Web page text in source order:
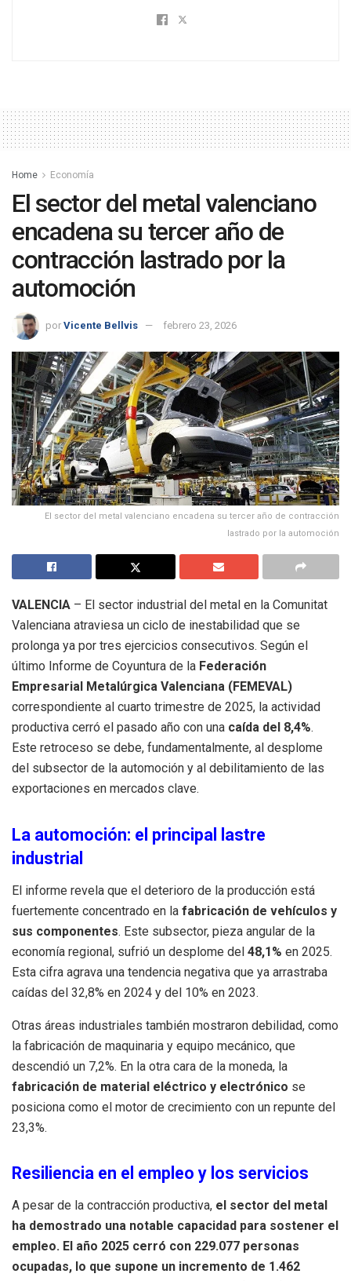
Home Economía
El sector del metal valenciano
encadena su tercer año de
contracción lastrado por la
automoción
por Vicente Bellvis febrero 23, 2026
El sector del metal valenciano encadena su tercer año de contracción
lastrado por la automoción
VALENCIA – El sector industrial del metal en la Comunitat
Valenciana atraviesa un ciclo de inestabilidad que se
prolonga ya por tres ejercicios consecutivos. Según el
último Informe de Coyuntura de la Federación
Empresarial Metalúrgica Valenciana (FEMEVAL)
correspondiente al cuarto trimestre de 2025, la actividad
productiva cerró el pasado año con una caída del 8,4%.
Este retroceso se debe, fundamentalmente, al desplome
del subsector de la automoción y al debilitamiento de las
exportaciones en mercados clave.
La automoción: el principal lastre
industrial
El informe revela que el deterioro de la producción está
fuertemente concentrado en la fabricación de vehículos y
sus componentes. Este subsector, pieza angular de la
economía regional, sufrió un desplome del 48,1% en 2025.
Esta cifra agrava una tendencia negativa que ya arrastraba
caídas del 32,8% en 2024 y del 10% en 2023.
Otras áreas industriales también mostraron debilidad, como
la fabricación de maquinaria y equipo mecánico, que
descendió un 7,2%. En la otra cara de la moneda, la
fabricación de material eléctrico y electrónico se
posiciona como el motor de crecimiento con un repunte del
23,3%.
Resiliencia en el empleo y los servicios
A pesar de la contracción productiva, el sector del metal
ha demostrado una notable capacidad para sostener el
empleo. El año 2025 cerró con 229.077 personas
ocupadas, lo que supone un incremento de 1.462